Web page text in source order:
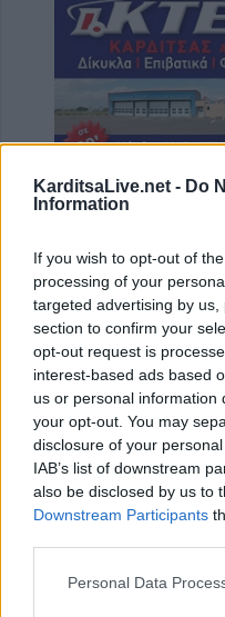
KarditsaLive.net - Do
Information
If you wish to opt-out of
processing of your
targeted advertising by
section to confirm your
opt-out request is
interest-based ads based
us or personal information
your opt-out. You may
disclosure of your
IAB’s list of downstream
also be disclosed by us to
Downstream Participants
Personal Data
ΤΕΛΕΥΤΑΙΑ
γεννητόρων
εκτροφείο
Από τη Γη στη
που προσέκρουσε
ευκαιρία μελέτης
9 Αυγούστου 2026, 09:31
Για ό,τι κι αν
“Βούζας” και έχεις
9 Αυγούστου 2026, 09:14
των πινακίδων